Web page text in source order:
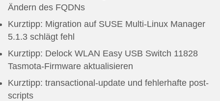
Ändern des FQDNs
Kurztipp: Migration auf SUSE Multi-Linux Manager
5.1.3 schlägt fehl
Kurztipp: Delock WLAN Easy USB Switch 11828
Tasmota-Firmware aktualisieren
Kurztipp: transactional-update und fehlerhafte post-
scripts